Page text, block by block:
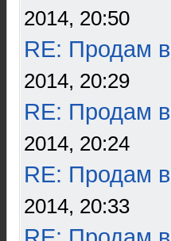
2014, 20:50
RE: Продам
2014, 20:29
RE: Продам
2014, 20:24
RE: Продам
2014, 20:33